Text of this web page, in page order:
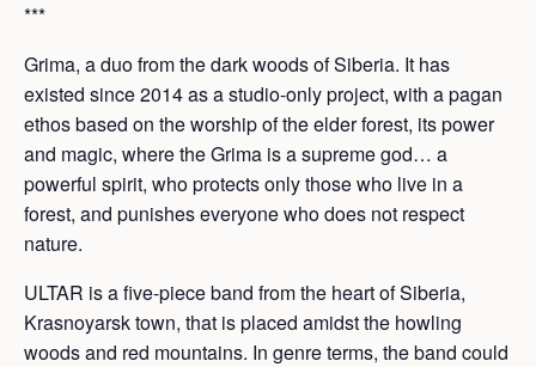
***
Grima, a duo from the dark woods of Siberia. It has
existed since 2014 as a studio-only project, with a pagan
ethos based on the worship of the elder forest, its power
and magic, where the Grima is a supreme god… a
powerful spirit, who protects only those who live in a
forest, and punishes everyone who does not respect
nature.
ULTAR is a five-piece band from the heart of Siberia,
Krasnoyarsk town, that is placed amidst the howling
woods and red mountains. In genre terms, the band could